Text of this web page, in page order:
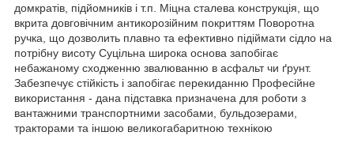
домкратів, підйомників і т.п. Міцна сталева конструкція, що
вкрита довговічним антикорозійним покриттям Поворотна
ручка, що дозволить плавно та ефективно підіймати сідло на
потрібну висоту Суцільна широка основа запобігає
небажаному сходженню звалюванню в асфальт чи ґрунт.
Забезпечує стійкість і запобігає перекиданню Професійне
використання - дана підставка призначена для роботи з
вантажними транспортними засобами, бульдозерами,
тракторами та іншою великогабаритною технікою